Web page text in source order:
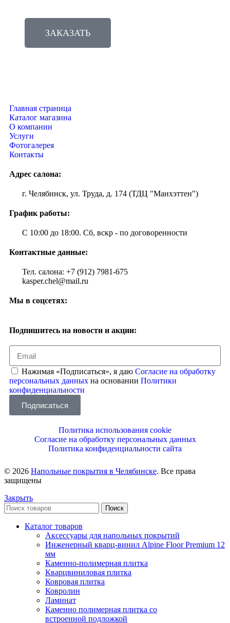
ЗАКАЗАТЬ
Главная страница
Каталог магазина
О компании
Услуги
Фотогалерея
Контакты
Адрес салона:
г. Челябинск, ул. Труда, д. 174 (ТДЦ "Манхэттен")
График работы:
С 10:00 до 18:00. Сб, вскр - по договоренности
Контактные данные:
Тел. салона: +7 (912) 7981-675
kasper.chel@mail.ru
Мы в соцсетях:
Подпишитесь на новости и акции:
Нажимая «Подписаться», я даю Согласие на обработку
персональных данных на основании Политики
конфиденциальности
Подписаться
Политика использования cookie
Согласие на обработку персональных данных
Политика конфиденциальности сайта
© 2026 Напольные покрытия в Челябинске. Все права
защищены
Закрыть
Поиск
Каталог товаров
Аксессуары для напольных покрытий
Инженерный кварц-винил Alpine Floor Premium 12
мм
Каменно-полимерная плитка
Кварцвиниловая плитка
Ковровая плитка
Ковролин
Ламинат
Каменно полимерная плитка со
встроенной подложкой